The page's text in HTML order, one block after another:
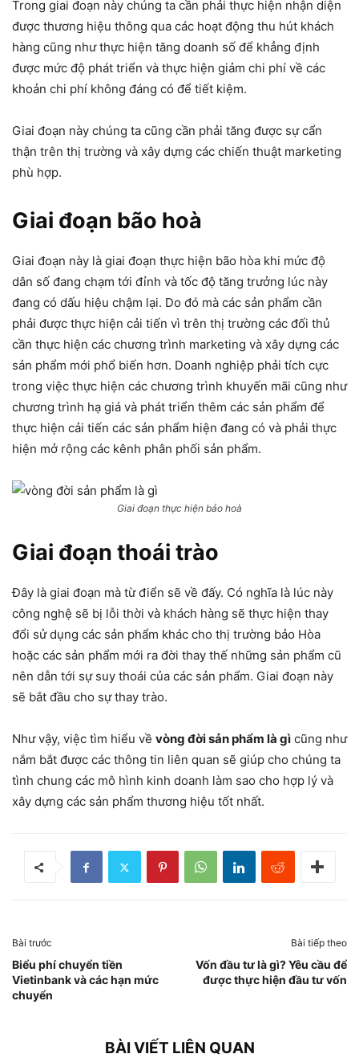
Trong giai đoạn này chúng ta cần phải thực hiện nhận diện
được thương hiệu thông qua các hoạt động thu hút khách
hàng cũng như thực hiện tăng doanh số để khẳng định
được mức độ phát triển và thực hiện giảm chi phí về các
khoản chi phí không đáng có để tiết kiệm.
Giai đoạn này chúng ta cũng cần phải tăng được sự cẩn
thận trên thị trường và xây dựng các chiến thuật marketing
phù hợp.
Giai đoạn bão hoà
Giai đoạn này là giai đoạn thực hiện bão hòa khi mức độ
dân số đang chạm tới đỉnh và tốc độ tăng trưởng lúc này
đang có dấu hiệu chậm lại. Do đó mà các sản phẩm cần
phải được thực hiện cải tiến vì trên thị trường các đối thủ
cần thực hiện các chương trình marketing và xây dựng các
sản phẩm mới phổ biến hơn. Doanh nghiệp phải tích cực
trong việc thực hiện các chương trình khuyến mãi cũng như
chương trình hạ giá và phát triển thêm các sản phẩm để
thực hiện cải tiến các sản phẩm hiện đang có và phải thực
hiện mở rộng các kênh phân phối sản phẩm.
Giai đoạn thực hiện bảo hoà
Giai đoạn thoái trào
Đây là giai đoạn mà từ điển sẽ về đấy. Có nghĩa là lúc này
công nghệ sẽ bị lỗi thời và khách hàng sẽ thực hiện thay
đổi sử dụng các sản phẩm khác cho thị trường bảo Hòa
hoặc các sản phẩm mới ra đời thay thế những sản phẩm cũ
nên dẫn tới sự suy thoái của các sản phẩm. Giai đoạn này
sẽ bắt đầu cho sự thay trào.
Như vậy, việc tìm hiểu về vòng đời sản phẩm là gì cũng như
nắm bắt được các thông tin liên quan sẽ giúp cho chúng ta
tình chung các mô hình kinh doanh làm sao cho hợp lý và
xây dựng các sản phẩm thương hiệu tốt nhất.
Bài trước
Biểu phí chuyển tiền
Vietinbank và các hạn mức
chuyển
Bài tiếp theo
Vốn đầu tư là gì? Yêu cầu để
được thực hiện đầu tư vốn
BÀI VIẾT LIÊN QUAN